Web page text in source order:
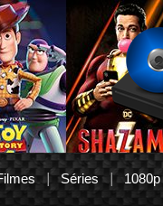
Séries 1080p